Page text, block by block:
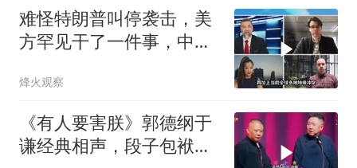
难怪特朗普叫停袭击，美
方罕见干了一件事，中方
烽火观察
《有人要害朕》郭德纲于
谦经典相声，段子包袱满